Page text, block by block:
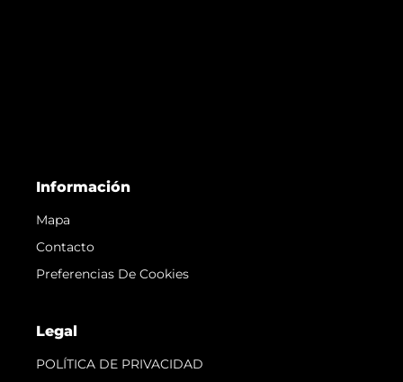
Información
Mapa
Contacto
Preferencias De Cookies
Legal
POLÍTICA DE PRIVACIDAD